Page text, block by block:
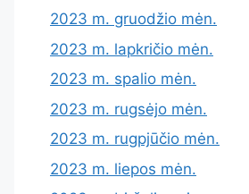
2023 m. gruodžio mėn.
2023 m. lapkričio mėn.
2023 m. spalio mėn.
2023 m. rugsėjo mėn.
2023 m. rugpjūčio mėn.
2023 m. liepos mėn.